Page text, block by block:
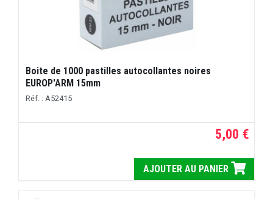
Boite de 1000 pastilles autocollantes noires
EUROP'ARM 15mm
Réf. : A52415
5,00 €
AJOUTER AU PANIER